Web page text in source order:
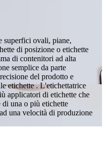
superfici ovali, piane,
di posizione o etichette
di contenitori ad alta
semplice da parte
del prodotto e
etichette . L'etichettatrice
applicatori di etichette che
di una o più etichette
una velocità di produzione